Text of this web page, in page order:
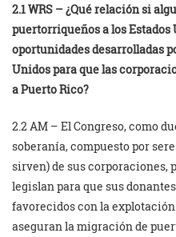
2.1 WRS – ¿Qué relación si
puertorriqueños a los
oportunidades desarrolladas
Unidos para que las
a Puerto Rico?
2.2 AM – El Congreso, como
soberanía, compuesto por
sirven) de sus corporaciones,
legislan para que sus
favorecidos con la
aseguran la migración de